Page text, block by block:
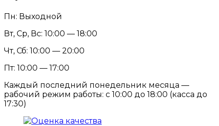
Пн: Выходной
Вт, Ср, Вс: 10:00 — 18:00
Чт, Сб: 10:00 — 20:00
Пт: 10:00 — 17:00
Каждый последний понедельник месяца —
рабочий режим работы: с 10:00 до 18:00 (касса до
17:30)